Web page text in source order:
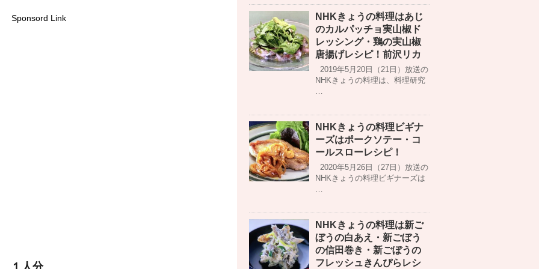
Sponsord Link
NHKきょうの料理はあじ
のカルパッチョ実山椒ド
レッシング・鶏の実山椒
唐揚げレシピ！前沢リカ
2019年5月20日（21日）放送の
NHKきょうの料理は、料理研究
…
NHKきょうの料理ビギナ
ーズはポークソテー・コ
ールスローレシピ！
2020年5月26日（27日）放送の
NHKきょうの料理ビギナーズは
…
NHKきょうの料理は新ご
ぼうの白あえ・新ごぼう
の信田巻き・新ごぼうの
フレッシュきんぴらレシ